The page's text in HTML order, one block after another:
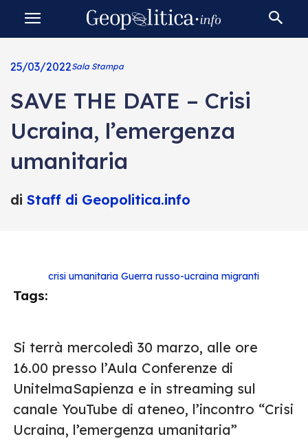
25/03/2022Sala Stampa
SAVE THE DATE – Crisi
Ucraina, l’emergenza
umanitaria
di Staff di Geopolitica.info
Tags:
crisi umanitaria Guerra russo-ucraina migranti
Si terrà mercoledì 30 marzo, alle ore
16.00 presso l’Aula Conferenze di
UnitelmaSapienza e in streaming sul
canale YouTube di ateneo, l’incontro “Crisi
Ucraina, l’emergenza umanitaria”